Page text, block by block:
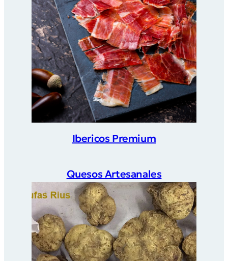
Ibericos Premium
Quesos Artesanales